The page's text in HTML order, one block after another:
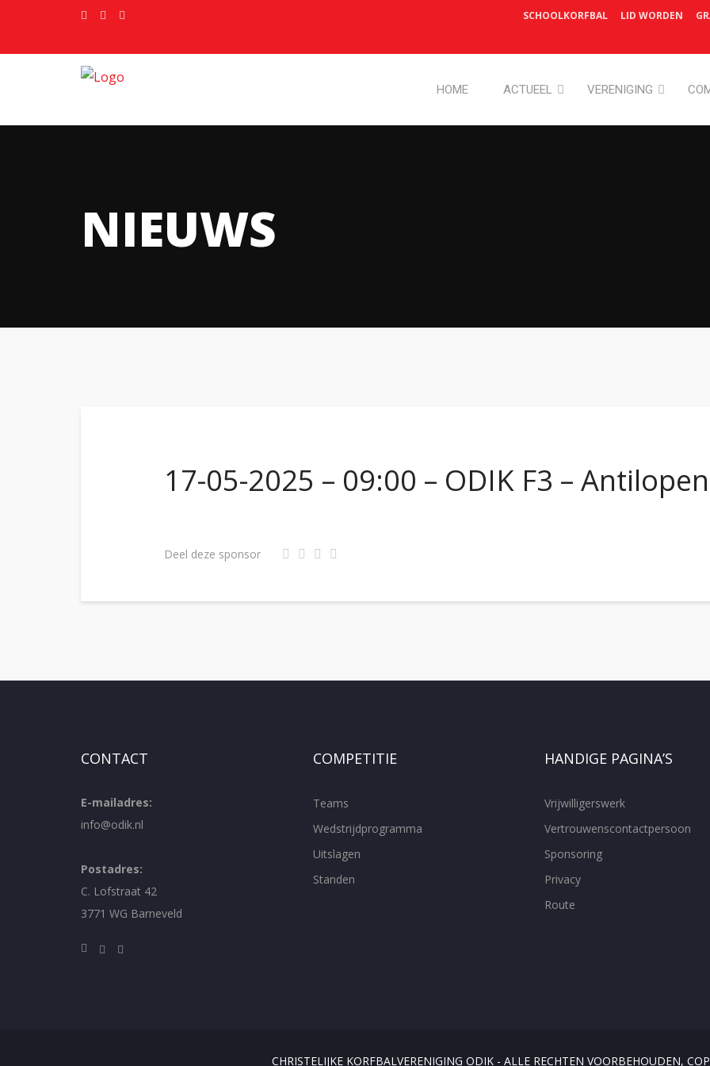
SCHOOLKORFBAL LID WORDEN
HOME ACTUEEL VERENIGING
NIEUWS
17-05-2025 – 09:00 – ODIK F3 –
Deel deze sponsor
CONTACT
E-mailadres:
info@odik.nl
Postadres:
C. Lofstraat 42
3771 WG Barneveld
COMPETITIE
Teams
Wedstrijdprogramma
Uitslagen
Standen
HANDIGE PAGINA’S
Vrijwilligerswerk
Vertrouwenscontactpersoon
Sponsoring
Privacy
Route
CHRISTELIJKE KORFBALVERENIGING ODIK - ALLE RECHTEN VOORBEHOUDEN,